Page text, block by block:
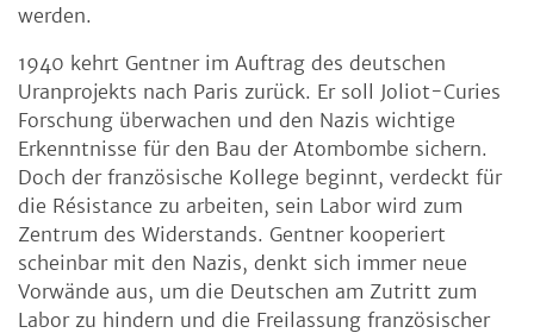
werden.
1940 kehrt Gentner im Auftrag des deutschen
Uranprojekts nach Paris zurück. Er soll Joliot-Curies
Forschung überwachen und den Nazis wichtige
Erkenntnisse für den Bau der Atombombe sichern.
Doch der französische Kollege beginnt, verdeckt für
die Résistance zu arbeiten, sein Labor wird zum
Zentrum des Widerstands. Gentner kooperiert
scheinbar mit den Nazis, denkt sich immer neue
Vorwände aus, um die Deutschen am Zutritt zum
Labor zu hindern und die Freilassung französischer